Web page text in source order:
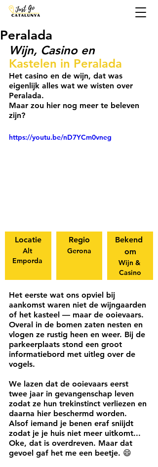
Peralada
Wijn, Casino en
Kastelen in Peralada
Het casino en de wijn, dat was
eigenlijk alles wat we wisten over
Peralada.
Maar zou hier nog meer te beleven
zijn?
https://youtu.be/nD7YCm0vneg
Locatie
Alt
Emporda
Regio
Gerona
Bekend
om
Wijn &
Casino
Het eerste wat ons opviel bij
aankomst waren niet de wijngaarden
of het kasteel — maar de ooievaars.
Overal in de bomen zaten nesten en
vlogen ze rustig heen en weer. Bij de
parkeerplaats stond een groot
informatiebord met uitleg over de
vogels.
We lazen dat de ooievaars eerst
twee jaar in gevangenschap leven
zodat ze hun trekinstinct verliezen en
daarna hier beschermd worden.
Alsof iemand je benen eraf sniijdt
zodat je je huis niet meer uitkomt...
Oke, dat is overdreven. Maar dat
gevoel gaf het me een beetje. 😄